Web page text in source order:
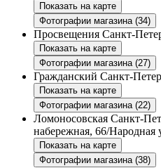
Показать на карте
Фотографии магазина (34)
Просвещения Санкт-
Показать на карте
Фотографии магазина (27)
Гражданский Санкт-
Показать на карте
Фотографии магазина (22)
Ломоносовская Санкт-
набережная, 66/Народная
Показать на карте
Фотографии магазина (38)